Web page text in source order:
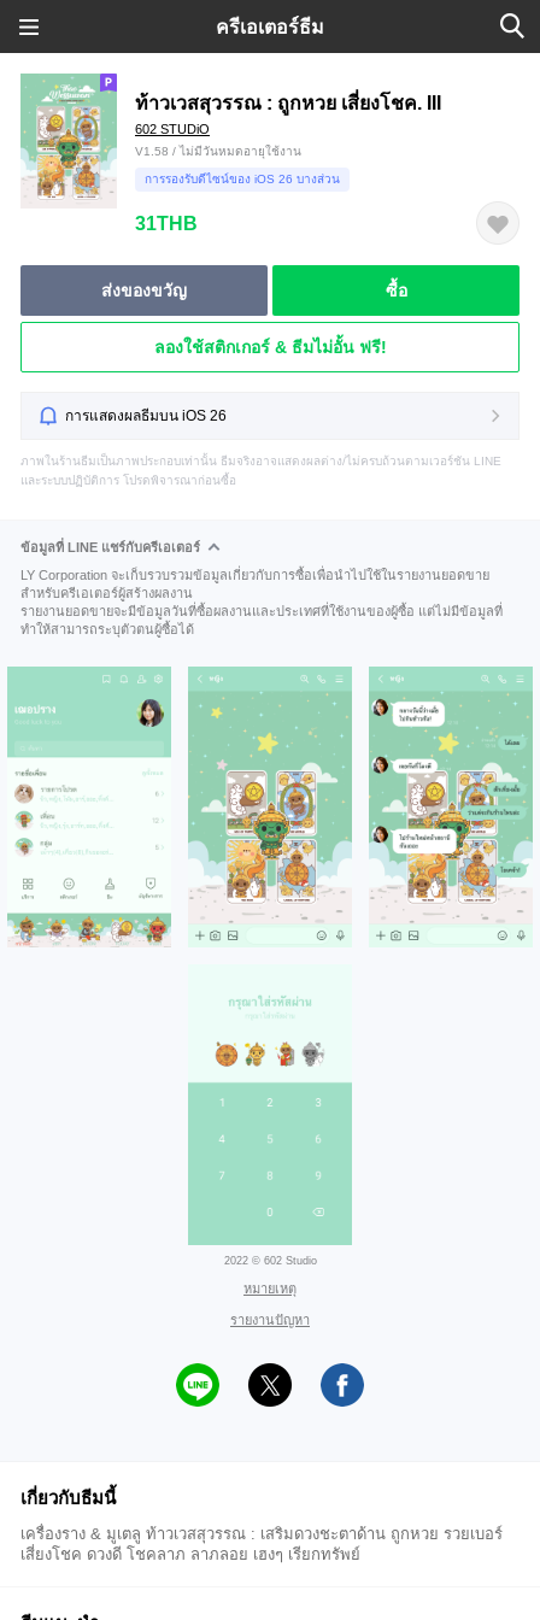
ครีเอเตอร์ธีม
ท้าวเวสสุวรรณ : ถูกหวย เสี่ยงโชค. III
602 STUDiO
V1.58 / ไม่มีวันหมดอายุใช้งาน
การรองรับดีไซน์ของ iOS 26 บางส่วน
31THB
ส่งของขวัญ ซื้อ
ลองใช้สติกเกอร์ & ธีมไม่อั้น ฟรี!
การแสดงผลธีมบน iOS 26
ภาพในร้านธีมเป็นภาพประกอบเท่านั้น ธีมจริงอาจแสดงผลต่าง/ไม่ครบถ้วนตามเวอร์ชัน LINE
และระบบปฏิบัติการ โปรดพิจารณาก่อนซื้อ
ข้อมูลที่ LINE แชร์กับครีเอเตอร์
LY Corporation จะเก็บรวบรวมข้อมูลเกี่ยวกับการซื้อเพื่อนำไปใช้ในรายงานยอดขาย
สำหรับครีเอเตอร์ผู้สร้างผลงาน
รายงานยอดขายจะมีข้อมูลวันที่ซื้อผลงานและประเทศที่ใช้งานของผู้ซื้อ แต่ไม่มีข้อมูลที่
ทำให้สามารถระบุตัวตนผู้ซื้อได้
2022 © 602 Studio
หมายเหตุ
รายงานปัญหา
เกี่ยวกับธีมนี้
เครื่องราง & มูเตลู ท้าวเวสสุวรรณ : เสริมดวงชะตาด้าน ถูกหวย รวยเบอร์
เสี่ยงโชค ดวงดี โชคลาภ ลาภลอย เฮงๆ เรียกทรัพย์